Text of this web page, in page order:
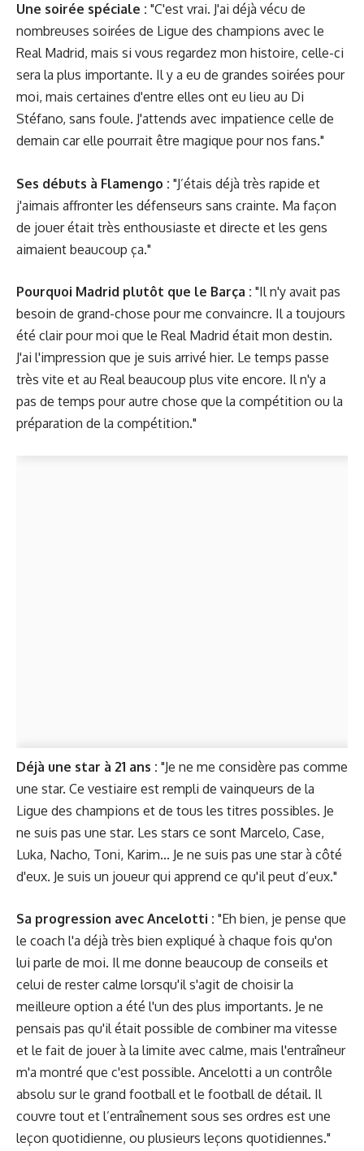
Une soirée spéciale : "C'est vrai. J'ai déjà vécu de
nombreuses soirées de Ligue des champions avec le
Real Madrid, mais si vous regardez mon histoire, celle-ci
sera la plus importante. Il y a eu de grandes soirées pour
moi, mais certaines d'entre elles ont eu lieu au Di
Stéfano, sans foule. J'attends avec impatience celle de
demain car elle pourrait être magique pour nos fans."
Ses débuts à Flamengo : "J’étais déjà très rapide et
j'aimais affronter les défenseurs sans crainte. Ma façon
de jouer était très enthousiaste et directe et les gens
aimaient beaucoup ça."
Pourquoi Madrid plutôt que le Barça : "Il n'y avait pas
besoin de grand-chose pour me convaincre. Il a toujours
été clair pour moi que le Real Madrid était mon destin.
J'ai l'impression que je suis arrivé hier. Le temps passe
très vite et au Real beaucoup plus vite encore. Il n'y a
pas de temps pour autre chose que la compétition ou la
préparation de la compétition."
Déjà une star à 21 ans : "Je ne me considère pas comme
une star. Ce vestiaire est rempli de vainqueurs de la
Ligue des champions et de tous les titres possibles. Je
ne suis pas une star. Les stars ce sont Marcelo, Case,
Luka, Nacho, Toni, Karim... Je ne suis pas une star à côté
d'eux. Je suis un joueur qui apprend ce qu'il peut d’eux."
Sa progression avec Ancelotti : "Eh bien, je pense que
le coach l'a déjà très bien expliqué à chaque fois qu'on
lui parle de moi. Il me donne beaucoup de conseils et
celui de rester calme lorsqu'il s'agit de choisir la
meilleure option a été l'un des plus importants. Je ne
pensais pas qu'il était possible de combiner ma vitesse
et le fait de jouer à la limite avec calme, mais l'entraîneur
m'a montré que c'est possible. Ancelotti a un contrôle
absolu sur le grand football et le football de détail. Il
couvre tout et l’entraînement sous ses ordres est une
leçon quotidienne, ou plusieurs leçons quotidiennes."